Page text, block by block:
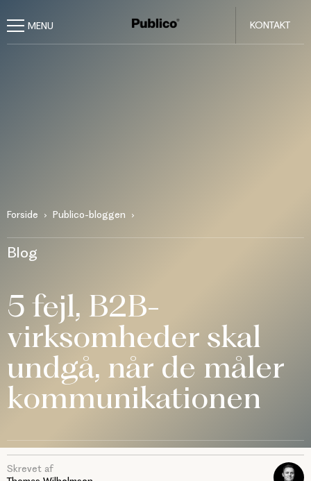
KONTAKT
Forside Publico-bloggen
Blog
5 fejl, B2B-
virksomheder skal
undgå, når de måler
kommunikationen
Skrevet af